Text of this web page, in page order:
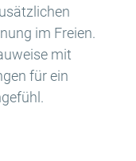
im Freien.
mit
für ein